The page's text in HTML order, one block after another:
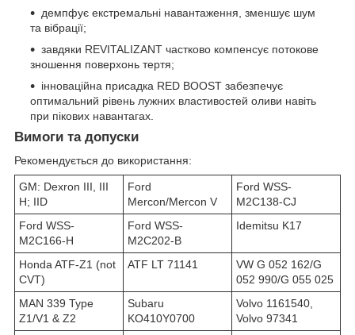
демпфує екстремальні навантаження, зменшує шум
та вібрації;
завдяки REVITALIZANT частково компенсує потокове
зношення поверхонь тертя;
інноваційна присадка RED BOOST забезпечує
оптимальний рівень лужних властивостей оливи навіть
при пікових навантагах.
Вимоги та допуски
Рекомендується до використання:
GM: Dexron III, III
H; IID
Ford
Mercon/Mercon V
Ford WSS-
M2C138-CJ
Ford WSS-
M2C166-H
Ford WSS-
M2C202-B
Idemitsu K17
Honda ATF-Z1 (not
CVT)
ATF LT 71141
VW G 052 162/G
052 990/G 055 025
MAN 339 Type
Z1/V1 & Z2
Subaru
KO410Y0700
Volvo 1161540,
Volvo 97341